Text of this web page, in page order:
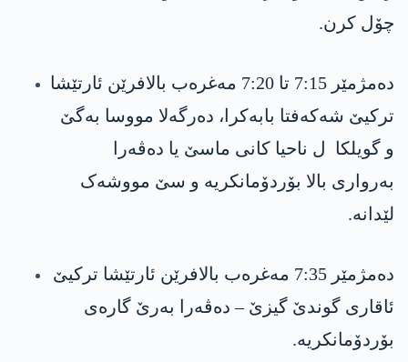
چۆل کرن.
دەمژمێر 7:15 تا 7:20 مەغرەب بالافرێن ئارتێشا
تركیێ شەکەفتا بابەکرا، دەرگەلا مووسا بە‌گێ
و گويلکا ‏ ل ناحيا کانی ماسێ ‏یا ده‌ڤه‌را
بەرواری بالا بۆردۆمانکريە و سێ مووشەک
لێدانە.
دەمژمێر 7:35 مەغرەب بالافرێن ئارتێشا تركیێ
ئاقاری گوندێ گيزێ – ده‌ڤه‌را بە‌رێ گارەی
بۆردۆمانکريه‌.